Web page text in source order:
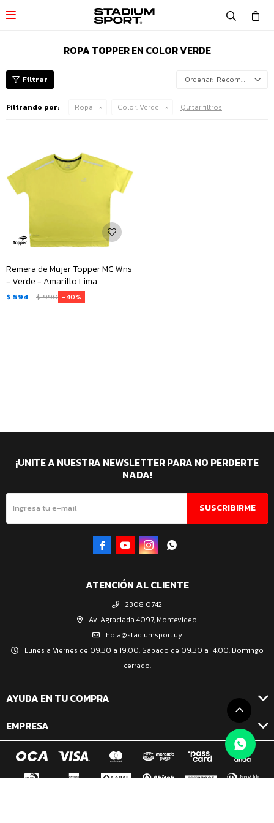

ROPA TOPPER EN COLOR VERDE
Recomendados
Filtrando por: Ropa Color: Verde Quitar filtros
Remera de Mujer Topper MC Wns
- Verde - Amarillo Lima
$ 594 $990 40
ATENCIÓN AL CLIENTE
2308 0742
Av. Agraciada 4097, Montevideo
hola@stadiumsport.uy
Lunes a Viernes de 09:30 a 19:00. Sábado de 09:30 a 14:00. Domingo
cerrado.
AYUDA EN TU COMPRA
EMPRESA
¡UNITE A NUESTRA NEWSLETTER PARA NO PERDERTE
NADA!
SUSCRIBIRME
   